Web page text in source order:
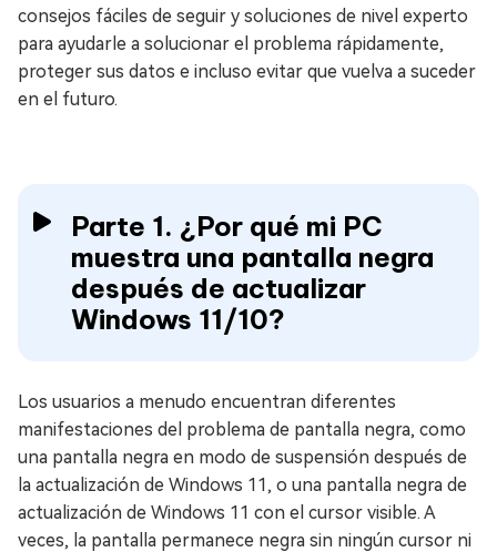
consejos fáciles de seguir y soluciones de nivel experto
para ayudarle a solucionar el problema rápidamente,
proteger sus datos e incluso evitar que vuelva a suceder
en el futuro.
Parte 1. ¿Por qué mi PC
muestra una pantalla negra
después de actualizar
Windows 11/10?
Los usuarios a menudo encuentran diferentes
manifestaciones del problema de pantalla negra, como
una pantalla negra en modo de suspensión después de
la actualización de Windows 11, o una pantalla negra de
actualización de Windows 11 con el cursor visible. A
veces, la pantalla permanece negra sin ningún cursor ni